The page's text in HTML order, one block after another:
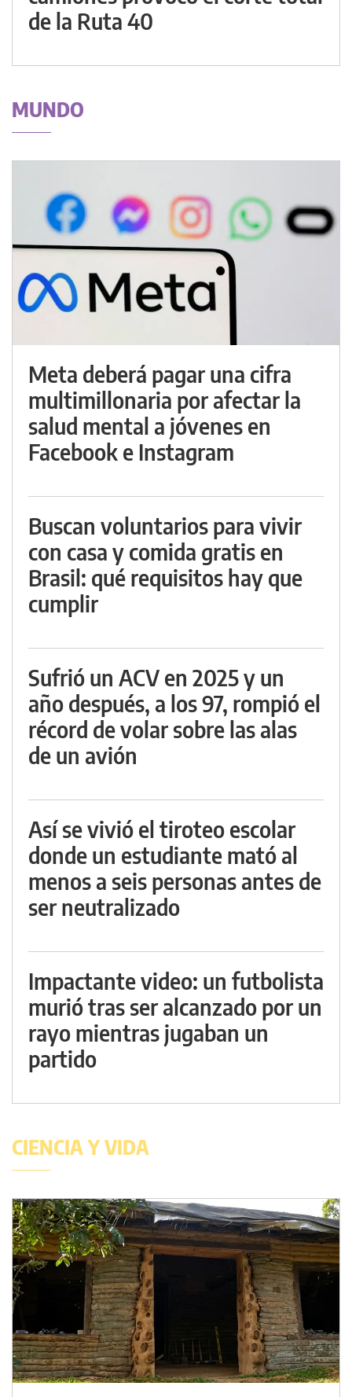
de la Ruta 40
MUNDO
Meta deberá pagar una cifra
multimillonaria por afectar la
salud mental a jóvenes en
Facebook e Instagram
Buscan voluntarios para vivir
con casa y comida gratis en
Brasil: qué requisitos hay que
cumplir
Sufrió un ACV en 2025 y un
año después, a los 97, rompió el
récord de volar sobre las alas
de un avión
Así se vivió el tiroteo escolar
donde un estudiante mató al
menos a seis personas antes de
ser neutralizado
Impactante video: un futbolista
murió tras ser alcanzado por un
rayo mientras jugaban un
partido
CIENCIA Y VIDA